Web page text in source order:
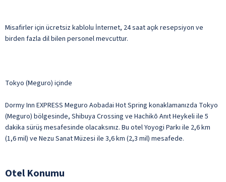
Misafirler için ücretsiz kablolu İnternet, 24 saat açık resepsiyon ve
birden fazla dil bilen personel mevcuttur.
Tokyo (Meguro) içinde
Dormy Inn EXPRESS Meguro Aobadai Hot Spring konaklamanızda Tokyo
(Meguro) bölgesinde, Shibuya Crossing ve Hachikō Anıt Heykeli ile 5
dakika sürüş mesafesinde olacaksınız. Bu otel Yoyogi Parkı ile 2,6 km
(1,6 mil) ve Nezu Sanat Müzesi ile 3,6 km (2,3 mil) mesafede.
Otel Konumu